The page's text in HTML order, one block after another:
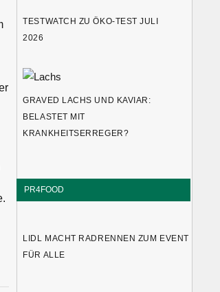
TESTWATCH ZU ÖKO-TEST JULI
2026
GRAVED LACHS UND KAVIAR:
BELASTET MIT
KRANKHEITSERREGER?
PR4FOOD
LIDL MACHT RADRENNEN ZUM EVENT
FÜR ALLE